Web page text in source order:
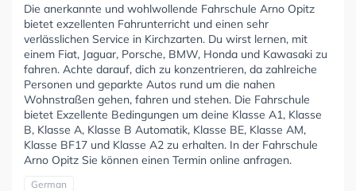
Die anerkannte und wohlwollende Fahrschule Arno Opitz
bietet exzellenten Fahrunterricht und einen sehr
verlässlichen Service in Kirchzarten. Du wirst lernen, mit
einem Fiat, Jaguar, Porsche, BMW, Honda und Kawasaki zu
fahren. Achte darauf, dich zu konzentrieren, da zahlreiche
Personen und geparkte Autos rund um die nahen
Wohnstraßen gehen, fahren und stehen. Die Fahrschule
bietet Exzellente Bedingungen um deine Klasse A1, Klasse
B, Klasse A, Klasse B Automatik, Klasse BE, Klasse AM,
Klasse BF17 und Klasse A2 zu erhalten. In der Fahrschule
Arno Opitz Sie können einen Termin online anfragen.
German